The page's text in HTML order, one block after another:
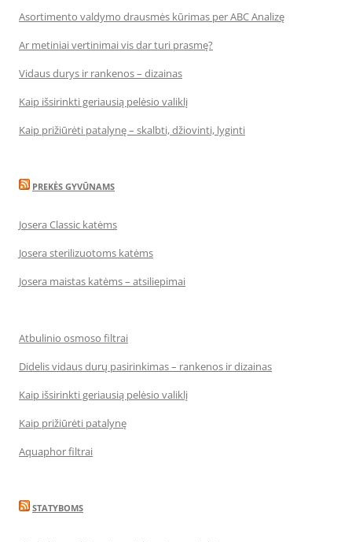
Asortimento valdymo drausmės kūrimas per ABC Analizę
Ar metiniai vertinimai vis dar turi prasmę?
Vidaus durys ir rankenos – dizainas
Kaip išsirinkti geriausią pelėsio valiklį
Kaip prižiūrėti patalynę – skalbti, džiovinti, lyginti
PREKĖS GYVŪNAMS
Josera Classic katėms
Josera sterilizuotoms katėms
Josera maistas katėms – atsiliepimai
Atbulinio osmoso filtrai
Didelis vidaus durų pasirinkimas – rankenos ir dizainas
Kaip išsirinkti geriausią pelėsio valiklį
Kaip prižiūrėti patalynę
Aquaphor filtrai
STATYBOMS